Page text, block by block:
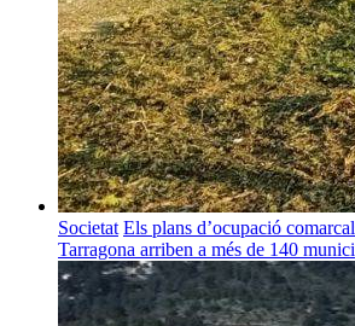
Societat Els plans d’ocupació
Tarragona arriben a més de 140